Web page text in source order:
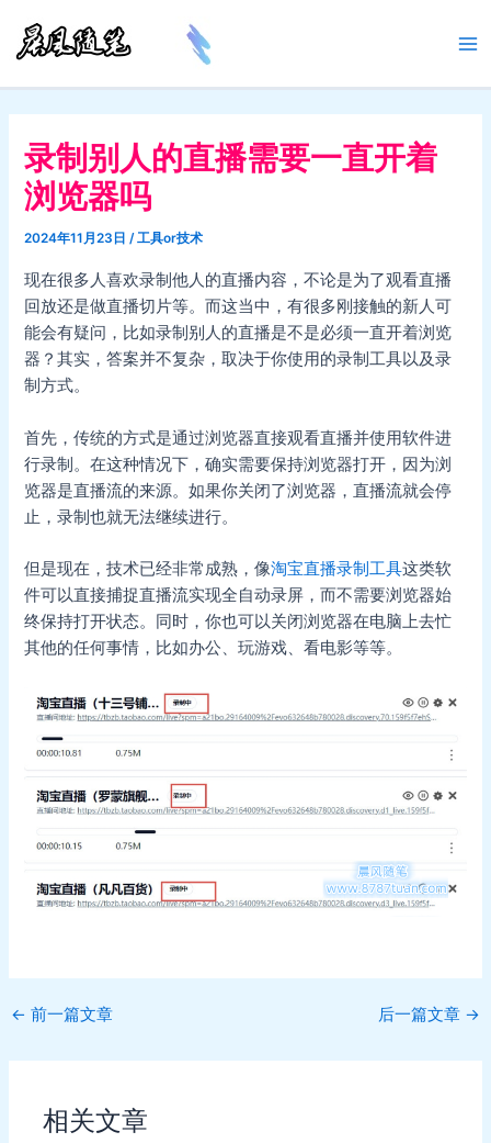
容
录制别人的直播需要一直开着
浏览器吗
2024年11月23日/工具or技术
现在很多人喜欢录制他人的直播内容，不论是为了观看直播
回放还是做直播切片等。而这当中，有很多刚接触的新人可
能会有疑问，比如录制别人的直播是不是必须一直开着浏览
器？其实，答案并不复杂，取决于你使用的录制工具以及录
制方式。
首先，传统的方式是通过浏览器直接观看直播并使用软件进
行录制。在这种情况下，确实需要保持浏览器打开，因为浏
览器是直播流的来源。如果你关闭了浏览器，直播流就会停
止，录制也就无法继续进行。
但是现在，技术已经非常成熟，像淘宝直播录制工具这类软
件可以直接捕捉直播流实现全自动录屏，而不需要浏览器始
终保持打开状态。同时，你也可以关闭浏览器在电脑上去忙
其他的任何事情，比如办公、玩游戏、看电影等等。
Post
← 前一篇文章 后一篇文章 →
相关文章